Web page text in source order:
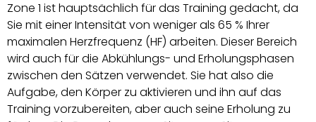
Zone 1 ist hauptsächlich für das Training gedacht, da
Sie mit einer Intensität von weniger als 65 % Ihrer
maximalen Herzfrequenz (HF) arbeiten. Dieser Bereich
wird auch für die Abkühlungs- und Erholungsphasen
zwischen den Sätzen verwendet. Sie hat also die
Aufgabe, den Körper zu aktivieren und ihn auf das
Training vorzubereiten, aber auch seine Erholung zu